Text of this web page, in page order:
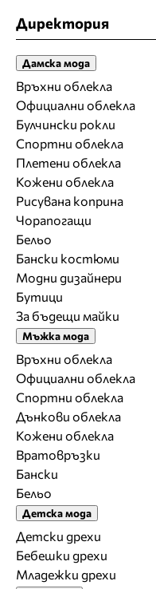
Директория
Дамска мода
Връхни облекла
Официални облекла
Булчински рокли
Спортни облекла
Плетени облекла
Кожени облекла
Рисувана коприна
Чорапогащи
Бельо
Бански костюми
Модни дизайнери
Бутици
За бъдещи майки
Мъжка мода
Връхни облекла
Официални облекла
Спортни облекла
Дънкови облекла
Кожени облекла
Вратовръзки
Бански
Бельо
Детска мода
Детски дрехи
Бебешки дрехи
Младежки дрехи